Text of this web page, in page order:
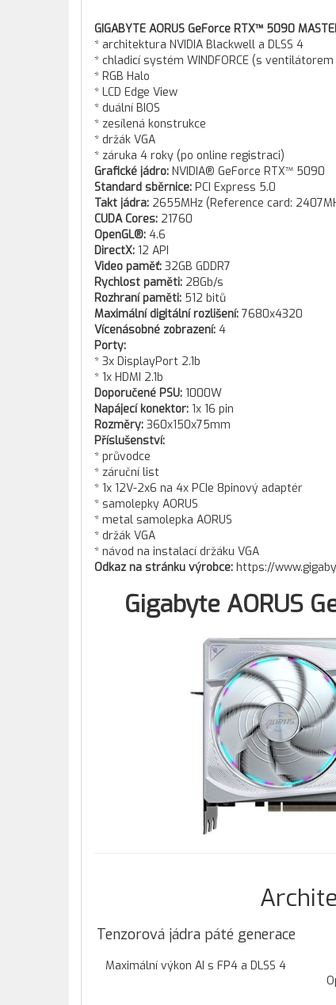
GIGABYTE AORUS GeForce RTX™ 5090
* architektura NVIDIA Blackwell a DLSS 4
* chladicí systém WINDFORCE (s ventilátorem
* RGB Halo
* LCD Edge View
* duální BIOS
* zesílená konstrukce
* držák VGA
* záruka 4 roky (po online registraci)
Grafické jádro: NVIDIA® GeForce RTX™ 5090
Standard sběrnice: PCI Express 5.0
Takt jádra: 2655MHz (Reference card:
CUDA Cores: 21760
OpenGL®: 4.6
DirectX: 12 API
Video paměť: 32GB GDDR7
Rychlost paměti: 28Gb/s
Rozhraní paměti: 512 bitů
Maximální digitální rozlišení: 7680x4320
Vícenásobné zobrazení: 4
Porty:
* 3x DisplayPort 2.1b
* 1x HDMI 2.1b
Doporučené PSU: 1000W
Napájecí konektor: 1x 16 pin
Rozměry: 360x150x75mm
Příslušenství:
* průvodce
* záruční list
* 1x 12V-2x6 na 4x PCIe 8pinový adaptér
* samolepky AORUS
* metal samolepka AORUS
* držák VGA
* návod na instalací držáku VGA
Odkaz na stránku výrobce: https://
Gigabyte AORUS
Tenzorová jádra páté generace
Maximální výkon AI s FP4 a DLSS 4